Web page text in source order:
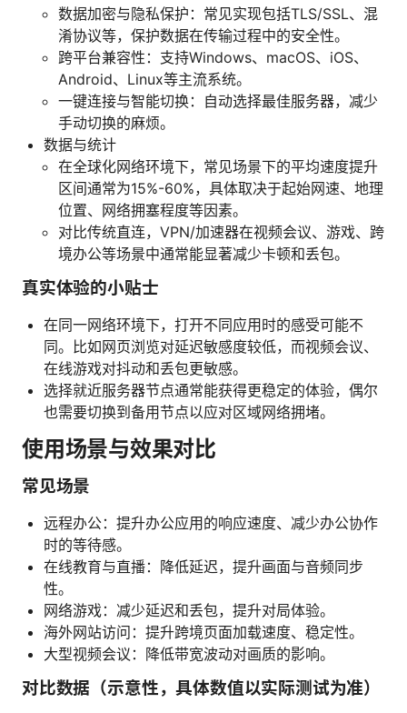
数据加密与隐私保护：常见实现包括TLS/SSL、混
淆协议等，保护数据在传输过程中的安全性。
跨平台兼容性：支持Windows、macOS、iOS、
Android、Linux等主流系统。
一键连接与智能切换：自动选择最佳服务器，减少
手动切换的麻烦。
数据与统计
在全球化网络环境下，常见场景下的平均速度提升
区间通常为15%-60%，具体取决于起始网速、地理
位置、网络拥塞程度等因素。
对比传统直连，VPN/加速器在视频会议、游戏、跨
境办公等场景中通常能显著减少卡顿和丢包。
真实体验的小贴士
在同一网络环境下，打开不同应用时的感受可能不
同。比如网页浏览对延迟敏感度较低，而视频会议、
在线游戏对抖动和丢包更敏感。
选择就近服务器节点通常能获得更稳定的体验，偶尔
也需要切换到备用节点以应对区域网络拥堵。
使用场景与效果对比
常见场景
远程办公：提升办公应用的响应速度、减少办公协作
时的等待感。
在线教育与直播：降低延迟，提升画面与音频同步
性。
网络游戏：减少延迟和丢包，提升对局体验。
海外网站访问：提升跨境页面加载速度、稳定性。
大型视频会议：降低带宽波动对画质的影响。
对比数据（示意性，具体数值以实际测试为准）